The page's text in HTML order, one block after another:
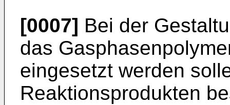
[0007] Bei der
das
eingesetzt werden
Reaktionsprodukten